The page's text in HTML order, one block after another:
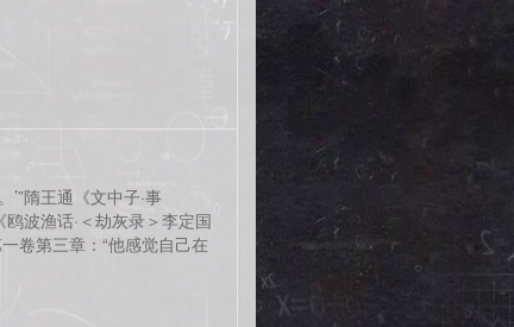
隋王通《文中子·事
波渔话·＜劫灰录＞李定国
卷第三章：“他感觉自己在